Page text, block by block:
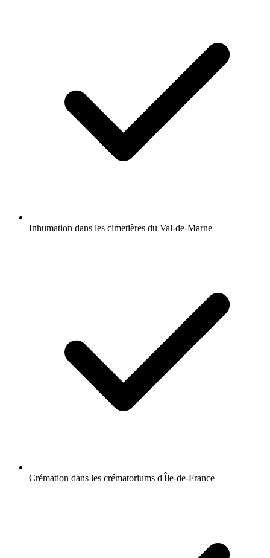
Inhumation dans les cimetières du Val-de-Marne
Crémation dans les crématoriums d'Île-de-France